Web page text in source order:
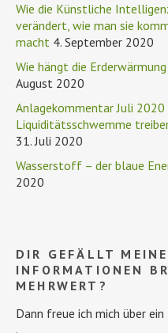
Wie die Künstliche
verändert, wie man sie
macht 4. September 2020
Wie hängt die
August 2020
Anlagekommentar Juli
Liquiditätsschwemme
31. Juli 2020
Wasserstoff – der blaue
2020
DIR GEFÄLLT
INFORMATIONEN
MEHRWERT?
Dann freue ich mich über ein
.